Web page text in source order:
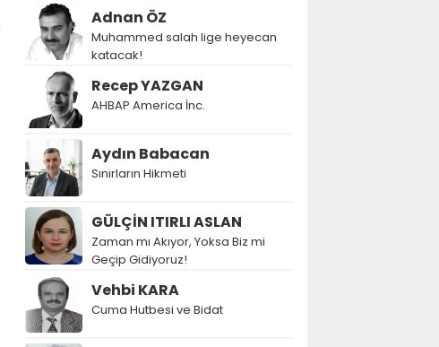
Adnan ÖZ
Muhammed salah lige heyecan
katacak!
Recep YAZGAN
AHBAP America İnc.
Aydın Babacan
Sınırların Hikmeti
GÜLÇİN ITIRLI ASLAN
Zaman mı Akıyor, Yoksa Biz mi
Geçip Gidiyoruz!
Vehbi KARA
Cuma Hutbesi ve Bidat